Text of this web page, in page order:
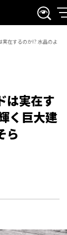
在するのか!? 水晶のよ
は実在す
く巨大建
ら